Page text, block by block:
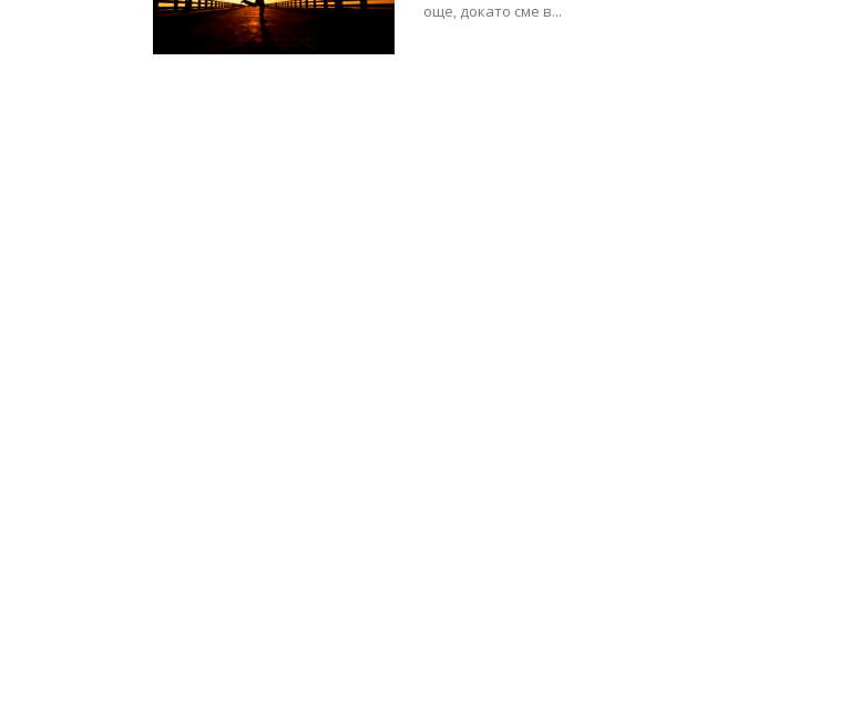
още, докато сме в...